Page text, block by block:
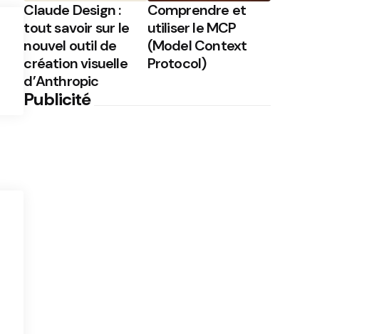
Claude Design :
tout savoir sur le
nouvel outil de
création visuelle
d’Anthropic
Comprendre et
utiliser le MCP
(Model Context
Protocol)
Publicité